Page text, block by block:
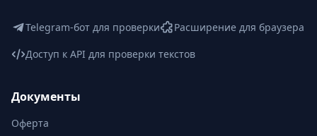
Telegram-бот для проверки
Расширение для браузера
Доступ к API для проверки текстов
Документы
Оферта